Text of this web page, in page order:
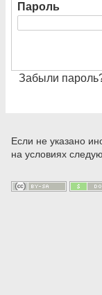
Пароль
Забыли
Если не указано
на условиях